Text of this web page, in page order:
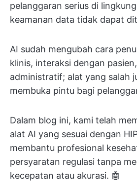
pelanggaran serius di
keamanan data tidak dapat
AI sudah mengubah cara
klinis, interaksi dengan
administratif; alat yang salah
membuka pintu bagi
Dalam blog ini, kami telah
alat AI yang sesuai dengan
membantu profesional
persyaratan regulasi tanpa
kecepatan atau akurasi. 🤖